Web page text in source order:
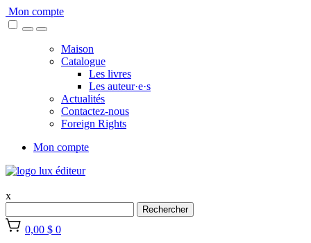
Skip
to
Mon compte
Maison
Catalogue
Les livres
Les auteur·e·s
Actualités
Contactez-nous
Foreign Rights
Mon compte
x
Rechercher
0,00 $ 0